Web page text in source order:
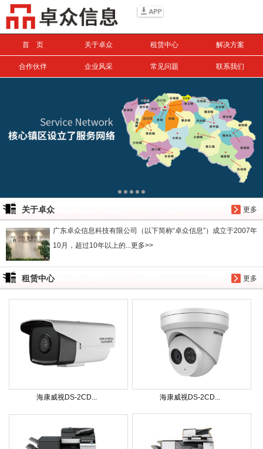
首 页 关于卓众 租赁中心 解决方案
合作伙伴 企业风采 常见问题 联系我们
更多
关于卓众
广东卓众信息科技有限公司（以下简称“卓众信息”）成立于2007年
10月，超过10年以上的...更多>>
更多
租赁中心
海康威视DS-2CD... 海康威视DS-2CD...
搜索